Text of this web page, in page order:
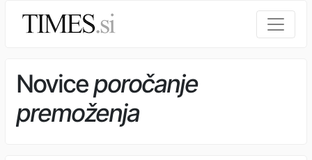
Noviceporočanje
premoženja